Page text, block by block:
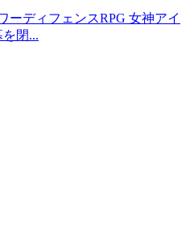
ーディフェンスRPG 女神アイ
閉...